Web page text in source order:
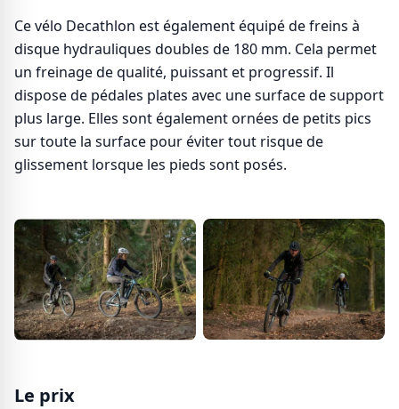
Ce vélo Decathlon est également équipé de freins à
disque hydrauliques doubles de 180 mm. Cela permet
un freinage de qualité, puissant et progressif. Il
dispose de pédales plates avec une surface de support
plus large. Elles sont également ornées de petits pics
sur toute la surface pour éviter tout risque de
glissement lorsque les pieds sont posés.
Le prix